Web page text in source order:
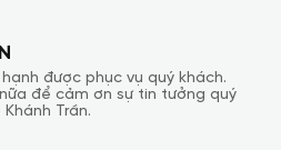
được phục vụ quý khách.
để cảm ơn sự tin tưởng quý
Trần.